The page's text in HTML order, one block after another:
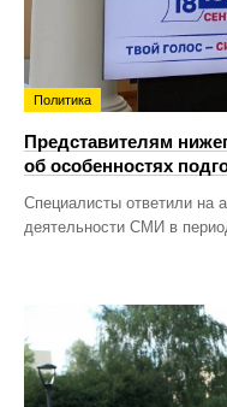
Политика
Представителям
об особенностях
Специалисты ответили на
деятельности СМИ в